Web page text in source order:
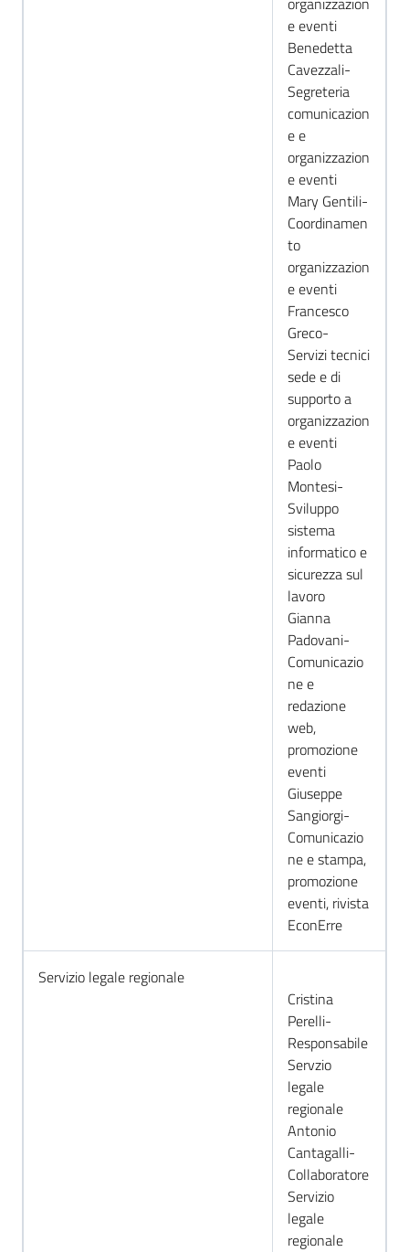
e eventi
Benedetta
Cavezzali-
Segreteria
comunicazion
e e
organizzazion
e eventi
Mary Gentili-
Coordinamen
to
organizzazion
e eventi
Francesco
Greco-
Servizi tecnici
sede e di
supporto a
organizzazion
e eventi
Paolo
Montesi-
Sviluppo
sistema
informatico e
sicurezza sul
lavoro
Gianna
Padovani-
Comunicazio
ne e
redazione
web,
promozione
eventi
Giuseppe
Sangiorgi-
Comunicazio
ne e stampa,
promozione
eventi, rivista
EconErre
Servizio legale regionale
Cristina
Perelli-
Responsabile
Servzio
legale
regionale
Antonio
Cantagalli-
Collaboratore
Servizio
legale
regionale